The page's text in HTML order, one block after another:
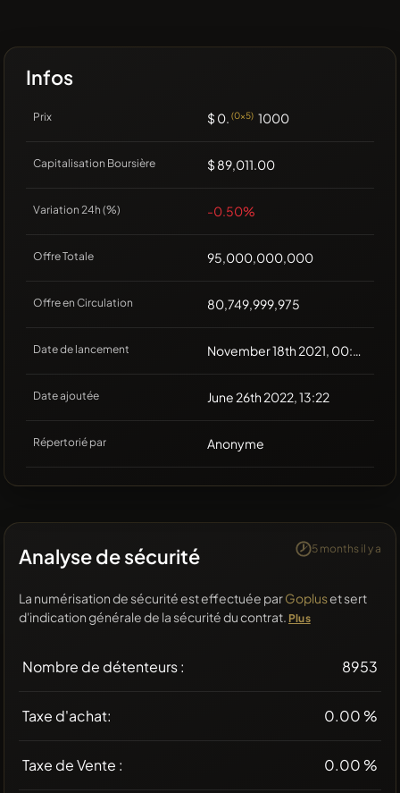
Infos
Prix $ 0. (0x5) 1000
Capitalisation Boursière $ 89,011.00
Variation 24h (%) -0.50%
Offre Totale 95,000,000,000
Offre en Circulation 80,749,999,975
Date de lancement November 18th 2021, 00:00
Date ajoutée June 26th 2022, 13:22
Répertorié par Anonyme
Analyse de sécurité 5 months il y a
La numérisation de sécurité est effectuée parGopluset sert
d'indication générale de la sécurité du contrat. Plus
Nombre de détenteurs : 8953
Taxe d'achat: 0.00 %
Taxe de Vente : 0.00 %